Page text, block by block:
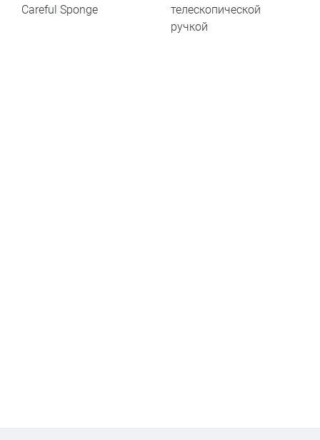
Careful Sponge
телескопической
ручкой